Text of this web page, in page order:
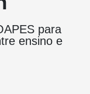
para
ensino e